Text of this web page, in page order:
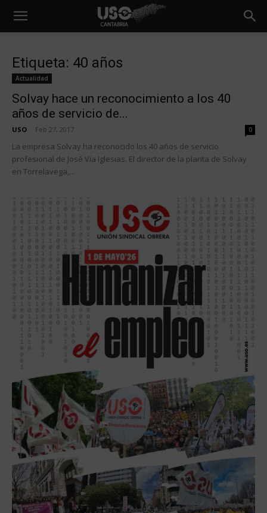
Etiqueta: 40 años
Actualidad
Solvay hace un reconocimiento a los 40
años de servicio de...
USO Feb 27, 2017 0
La empresa Solvay ha reconocido los 40 años de servicio
profesional de José Vía Iglesias. El director de la planta de Solvay
en Torrelavega,...